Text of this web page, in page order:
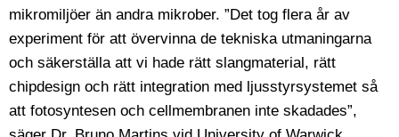
mikromiljöer än andra mikrober. ”Det tog flera år av
experiment för att övervinna de tekniska utmaningarna
och säkerställa att vi hade rätt slangmaterial, rätt
chipdesign och rätt integration med ljusstyrsystemet så
att fotosyntesen och cellmembranen inte skadades”,